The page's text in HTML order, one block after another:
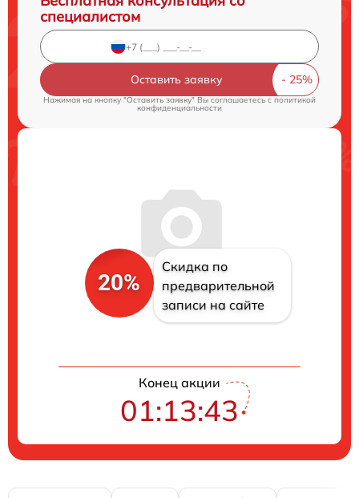
специалистом
Оставить заявку
Нажимая на кнопку "Оставить заявку" Вы соглашаетесь cполитикой
конфиденциальности
20%
Скидка по
предварительной
записи на сайте
Конец акции
01:13:42